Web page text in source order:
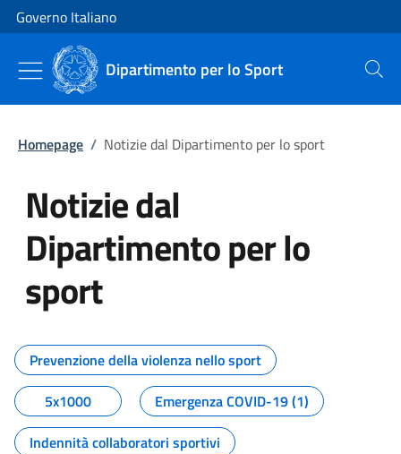
Vai al contenuto
Vai alla navigazione del sito
Governo Italiano
Dipartimento per lo Sport Cerca
Homepage / Notizie dal Dipartimento per lo sport
Notizie dal
Dipartimento per lo
sport
Tutti i contenuti della pagina
Prevenzione della violenza nello sport
5x1000
Emergenza COVID-19 (1)
Indennità collaboratori sportivi